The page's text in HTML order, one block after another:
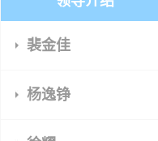
裴金佳
杨逸铮